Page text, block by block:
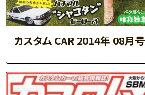
カスタム CAR 2014年 08月号